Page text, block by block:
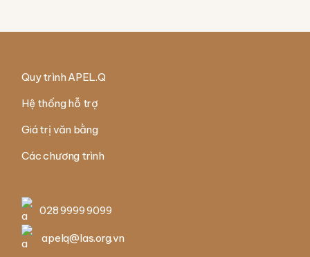
Quy trình APEL.Q
Hệ thống hỗ trợ
Giá trị văn bằng
Các chương trình
028 9999 9099
apelq@las.org.vn